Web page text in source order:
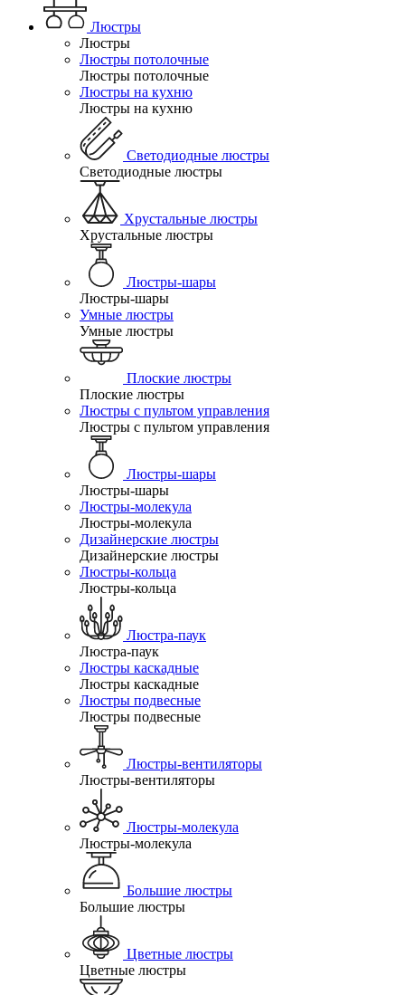
Люстры
Люстры
Люстры потолочные
Люстры потолочные
Люстры на кухню
Люстры на кухню
Светодиодные люстры
Светодиодные люстры
Хрустальные люстры
Хрустальные люстры
Люстры-шары
Люстры-шары
Умные люстры
Умные люстры
Плоские люстры
Плоские люстры
Люстры с пультом управления
Люстры с пультом управления
Люстры-шары
Люстры-шары
Люстры-молекула
Люстры-молекула
Дизайнерские люстры
Дизайнерские люстры
Люстры-кольца
Люстры-кольца
Люстра-паук
Люстра-паук
Люстры каскадные
Люстры каскадные
Люстры подвесные
Люстры подвесные
Люстры-вентиляторы
Люстры-вентиляторы
Люстры-молекула
Люстры-молекула
Большие люстры
Большие люстры
Цветные люстры
Цветные люстры